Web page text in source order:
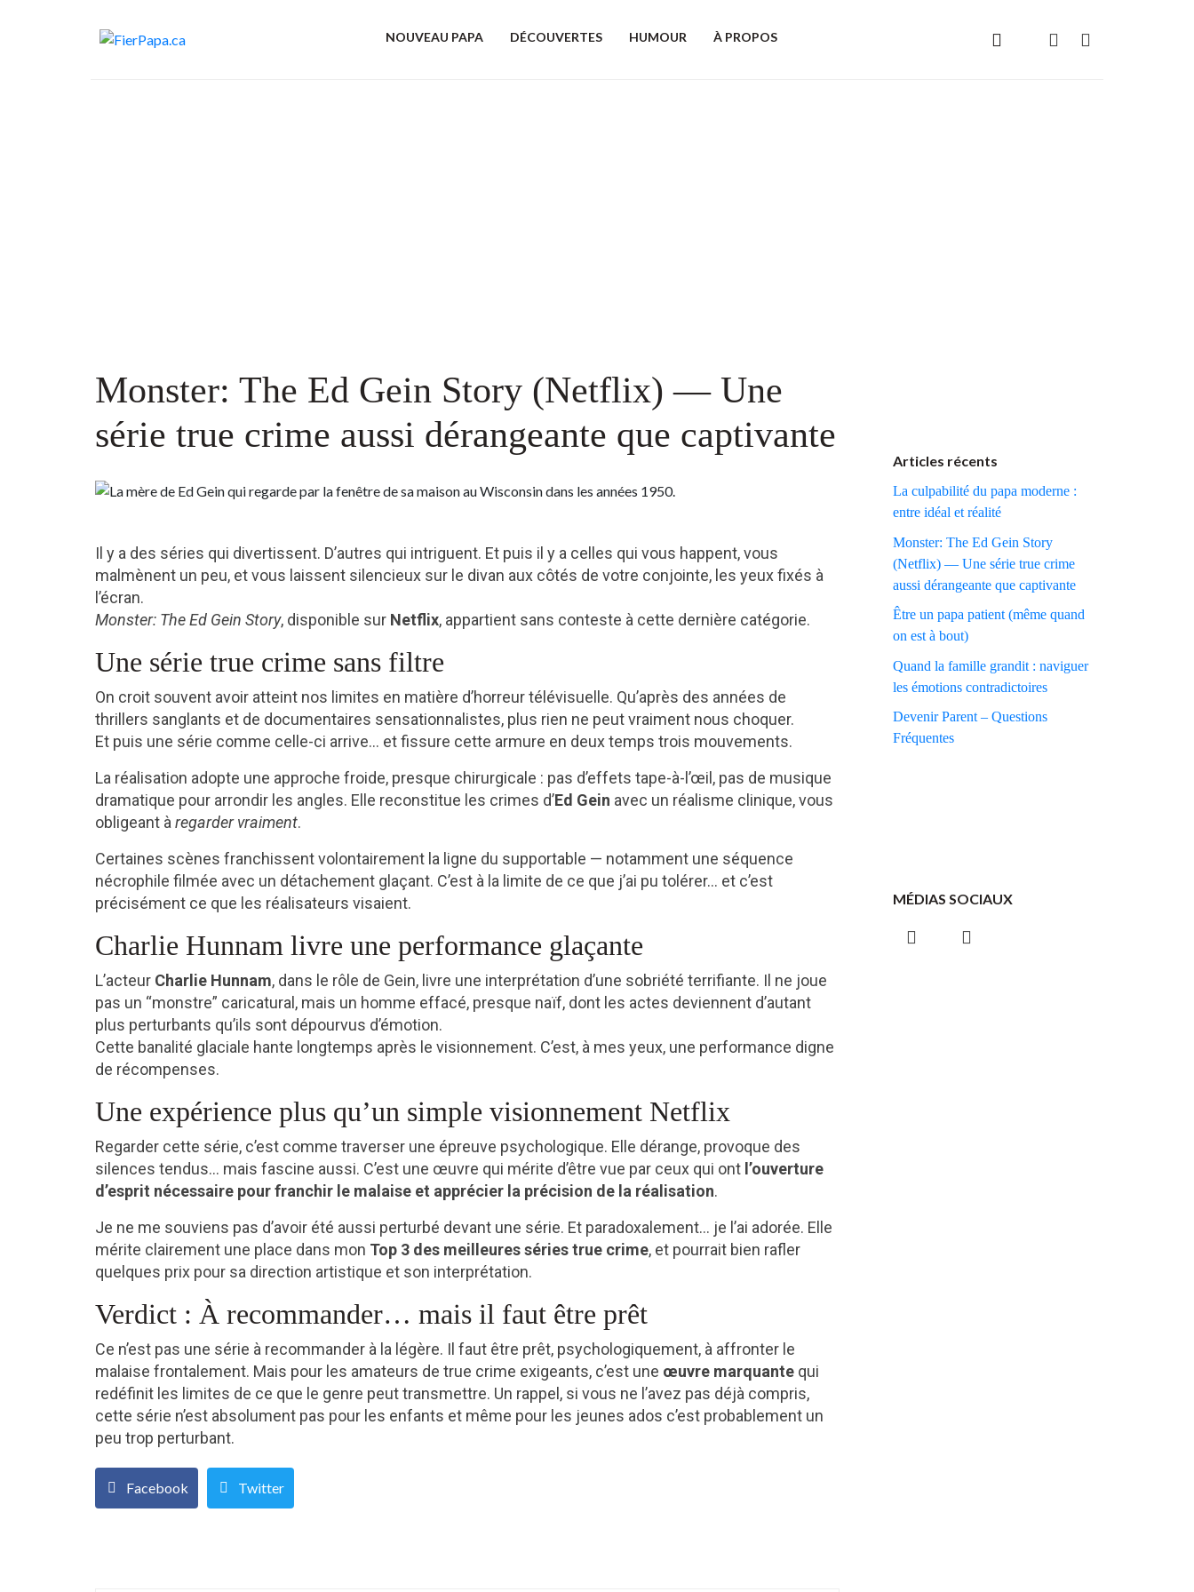
NOUVEAU PAPA DÉCOUVERTES HUMOUR À PROPOS
Monster: The Ed Gein Story (Netflix) — Une
série true crime aussi dérangeante que captivante
Il y a des séries qui divertissent. D’autres qui intriguent. Et puis il y a celles qui vous happent, vous
malmènent un peu, et vous laissent silencieux sur le divan aux côtés de votre conjointe, les yeux fixés à
l’écran.
Monster: The Ed Gein Story, disponible sur Netflix, appartient sans conteste à cette dernière catégorie.
Une série true crime sans filtre
On croit souvent avoir atteint nos limites en matière d’horreur télévisuelle. Qu’après des années de
thrillers sanglants et de documentaires sensationnalistes, plus rien ne peut vraiment nous choquer.
Et puis une série comme celle-ci arrive… et fissure cette armure en deux temps trois mouvements.
La réalisation adopte une approche froide, presque chirurgicale : pas d’effets tape-à-l’œil, pas de musique
dramatique pour arrondir les angles. Elle reconstitue les crimes d’Ed Gein avec un réalisme clinique, vous
obligeant à regarder vraiment.
Certaines scènes franchissent volontairement la ligne du supportable — notamment une séquence
nécrophile filmée avec un détachement glaçant. C’est à la limite de ce que j’ai pu tolérer… et c’est
précisément ce que les réalisateurs visaient.
Charlie Hunnam livre une performance glaçante
L’acteur Charlie Hunnam, dans le rôle de Gein, livre une interprétation d’une sobriété terrifiante. Il ne joue
pas un “monstre” caricatural, mais un homme effacé, presque naïf, dont les actes deviennent d’autant
plus perturbants qu’ils sont dépourvus d’émotion.
Cette banalité glaciale hante longtemps après le visionnement. C’est, à mes yeux, une performance digne
de récompenses.
Une expérience plus qu’un simple visionnement Netflix
Regarder cette série, c’est comme traverser une épreuve psychologique. Elle dérange, provoque des
silences tendus… mais fascine aussi. C’est une œuvre qui mérite d’être vue par ceux qui ont l’ouverture
d’esprit nécessaire pour franchir le malaise et apprécier la précision de la réalisation.
Je ne me souviens pas d’avoir été aussi perturbé devant une série. Et paradoxalement… je l’ai adorée. Elle
mérite clairement une place dans mon Top 3 des meilleures séries true crime, et pourrait bien rafler
quelques prix pour sa direction artistique et son interprétation.
Verdict : À recommander… mais il faut être prêt
Ce n’est pas une série à recommander à la légère. Il faut être prêt, psychologiquement, à affronter le
malaise frontalement. Mais pour les amateurs de true crime exigeants, c’est une œuvre marquante qui
redéfinit les limites de ce que le genre peut transmettre. Un rappel, si vous ne l’avez pas déjà compris,
cette série n’est absolument pas pour les enfants et même pour les jeunes ados c’est probablement un
peu trop perturbant.
Facebook Twitter
Articles récents
La culpabilité du papa moderne :
entre idéal et réalité
Monster: The Ed Gein Story
(Netflix) — Une série true crime
aussi dérangeante que captivante
Être un papa patient (même quand
on est à bout)
Quand la famille grandit : naviguer
les émotions contradictoires
Devenir Parent – Questions
Fréquentes
MÉDIAS SOCIAUX